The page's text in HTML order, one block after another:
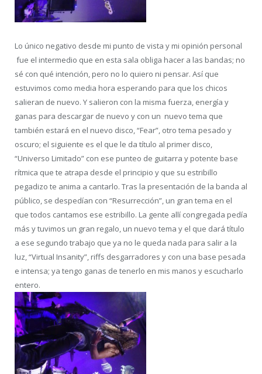
Lo único negativo desde mi punto de vista y mi opinión personal
fue el intermedio que en esta sala obliga hacer a las bandas; no
sé con qué intención, pero no lo quiero ni pensar. Así que
estuvimos como media hora esperando para que los chicos
salieran de nuevo. Y salieron con la misma fuerza, energía y
ganas para descargar de nuevo y con un nuevo tema que
también estará en el nuevo disco, “Fear”, otro tema pesado y
oscuro; el siguiente es el que le da título al primer disco,
“Universo Limitado” con ese punteo de guitarra y potente base
rítmica que te atrapa desde el principio y que su estribillo
pegadizo te anima a cantarlo. Tras la presentación de la banda al
público, se despedían con “Resurrección”, un gran tema en el
que todos cantamos ese estribillo. La gente allí congregada pedía
más y tuvimos un gran regalo, un nuevo tema y el que dará título
a ese segundo trabajo que ya no le queda nada para salir a la
luz, “Virtual Insanity”, riffs desgarradores y con una base pesada
e intensa; ya tengo ganas de tenerlo en mis manos y escucharlo
entero.